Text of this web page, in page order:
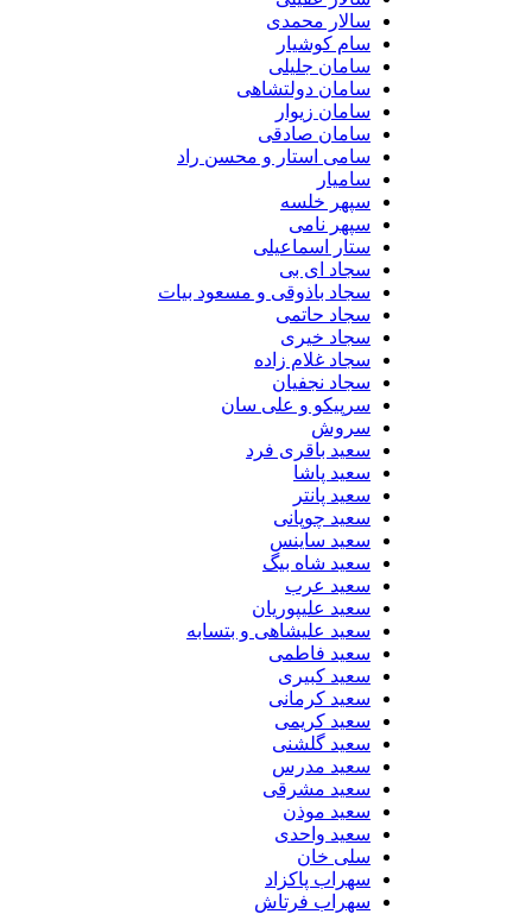
سالار محمدی
سام کوشیار
سامان جلیلی
سامان دولتشاهی
سامان زیوار
سامان صادقی
سامی استار و محسن راد
سامیار
سپهر خلسه
سپهر نامی
ستار اسماعیلی
سجاد ای بی
سجاد باذوقی و مسعود بیات
سجاد حاتمی
سجاد خیری
سجاد غلام زاده
سجاد نجفیان
سرپیکو و علی سان
سروش
سعید باقری فرد
سعید پاشا
سعید پانتر
سعید چوپانی
سعید ساینس
سعید شاه بیگ
سعید عرب
سعید علیپوریان
سعید علیشاهی و بتسابه
سعید فاطمی
سعید کبیری
سعید کرمانی
سعید کریمی
سعید گلشنی
سعید مدرس
سعید مشرقی
سعید موذن
سعید واحدی
سلی خان
سهراب پاکزاد
سهراب فرتاش